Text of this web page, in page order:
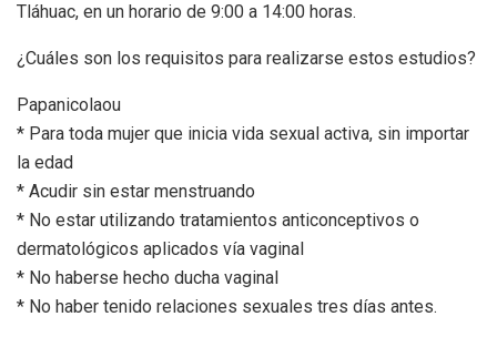
Tláhuac, en un horario de 9:00 a 14:00 horas.
¿Cuáles son los requisitos para realizarse estos estudios?
Papanicolaou
* Para toda mujer que inicia vida sexual activa, sin importar
la edad
* Acudir sin estar menstruando
* No estar utilizando tratamientos anticonceptivos o
dermatológicos aplicados vía vaginal
* No haberse hecho ducha vaginal
* No haber tenido relaciones sexuales tres días antes.